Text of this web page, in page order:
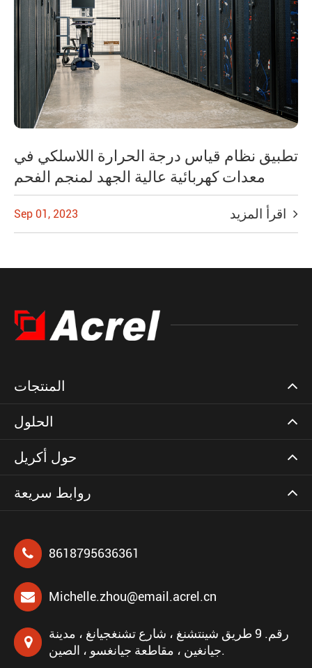
تطبيق نظام قياس درجة الحرارة اللاسلكي في
معدات كهربائية عالية الجهد لمنجم الفحم
Sep 01, 2023
المنتجات
الحلول
حول أكريل
روابط سريعة
8618795636361
Michelle.zhou@email.acrel.cn
رقم. 9 طريق شينتشنغ ، شارع تشنغجيانغ ، مدينة
جيانغين ، مقاطعة جيانغسو ، الصين.